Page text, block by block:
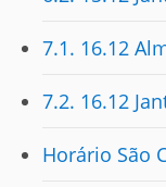
7.1. 16.12
7.2. 16.12
Horário São